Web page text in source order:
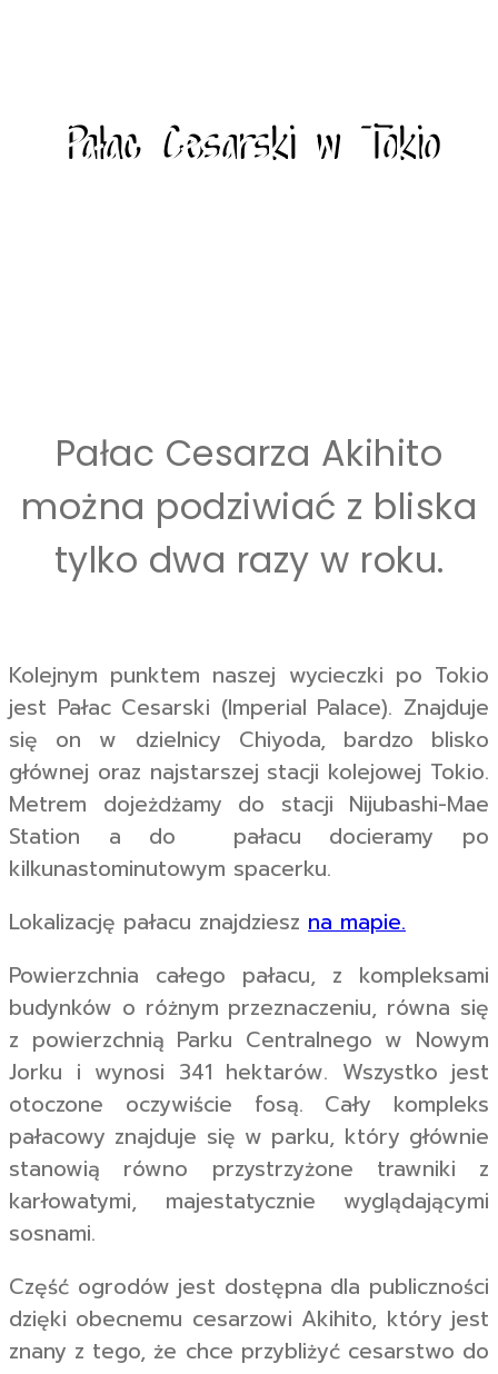
Pałac Cesarski w Tokio
Pałac Cesarza Akihito
można podziwiać z bliska
tylko dwa razy w roku.
Kolejnym punktem naszej wycieczki po Tokio
jest Pałac Cesarski (Imperial Palace). Znajduje
się on w dzielnicy Chiyoda, bardzo blisko
głównej oraz najstarszej stacji kolejowej Tokio.
Metrem dojeżdżamy do stacji Nijubashi-Mae
Station a do pałacu docieramy po
kilkunastominutowym spacerku.
Lokalizację pałacu znajdziesz na mapie.
Powierzchnia całego pałacu, z kompleksami
budynków o różnym przeznaczeniu, równa się
z powierzchnią Parku Centralnego w Nowym
Jorku i wynosi 341 hektarów. Wszystko jest
otoczone oczywiście fosą. Cały kompleks
pałacowy znajduje się w parku, który głównie
stanowią równo przystrzyżone trawniki z
karłowatymi, majestatycznie wyglądającymi
sosnami.
Część ogrodów jest dostępna dla publiczności
dzięki obecnemu cesarzowi Akihito, który jest
znany z tego, że chce przybliżyć cesarstwo do